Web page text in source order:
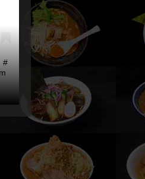
#
Nov 12, 2016 at 11:00pm PST